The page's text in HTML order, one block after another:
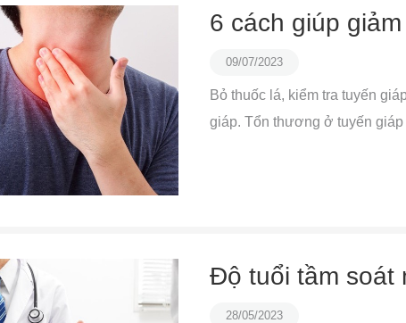
6 cách giúp
09/07/2023
Bỏ thuốc lá, kiểm tra tuyến
giáp. Tổn thương ở tuyến
Độ tuổi tầm soát
28/05/2023